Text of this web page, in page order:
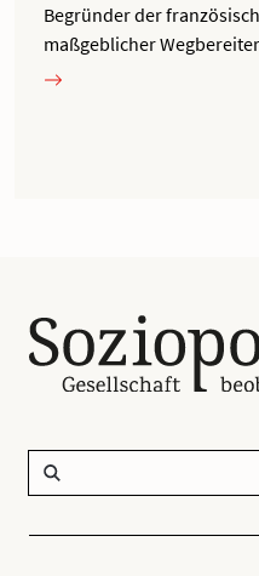
Begründer der
maßgeblicher